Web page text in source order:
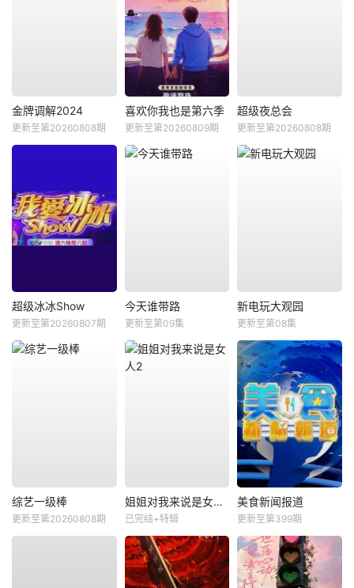
金牌调解2024
更新至第20260808期
喜欢你我也是第六季
更新至第20260809期
超级夜总会
更新至第20260808期
超级冰冰Show
更新至第20260807期
今天谁带路
更新至第09集
新电玩大观园
更新至第08集
综艺一级棒
更新至第20260808期
姐姐对我来说是女人2
已完结+特辑
美食新闻报道
更新至第399期